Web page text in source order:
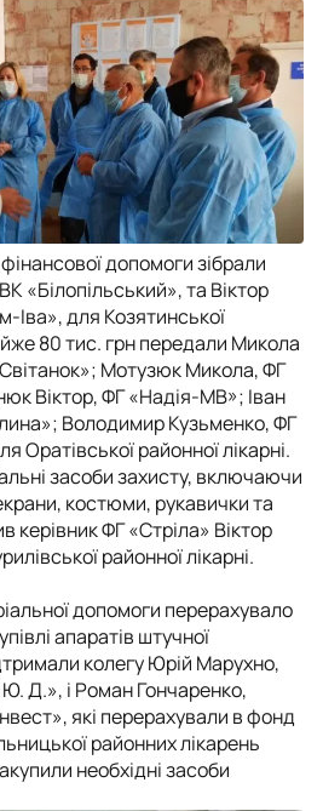
допомоги зібрали
та Віктор
Іва», для Козятинської
80 тис. грн передали Микола
Мотузюк Микола, ФГ
Віктор, ФГ «Надія-МВ»; Іван
Володимир Кузьменко, ФГ
Оратівської районної лікарні.
засоби захисту, включаючи
костюми, рукавички та
керівник ФГ «Стріла» Віктор
районної лікарні.
допомоги перерахувало
апаратів штучної
колегу Юрій Марухно,
Д.», і Роман Гончаренко,
які перерахували в фонд
районних лікарень
необхідні засоби